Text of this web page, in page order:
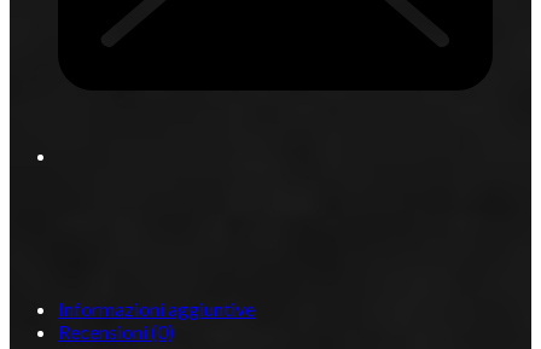
Informazioni aggiuntive
Recensioni (0)